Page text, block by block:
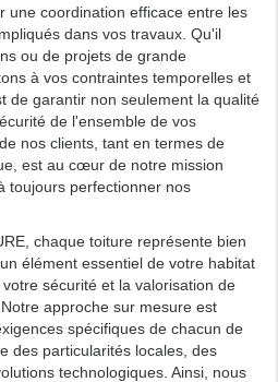
une coordination efficace entre les
dans vos travaux. Qu'il
ou de projets de grande
à vos contraintes temporelles et
de garantir non seulement la qualité
de l'ensemble de vos
nos clients, tant en termes de
est au cœur de notre mission
toujours perfectionner nos
chaque toiture représente bien
élément essentiel de votre habitat
sécurité et la valorisation de
approche sur mesure est
spécifiques de chacun de
des particularités locales, des
technologiques. Ainsi, nous